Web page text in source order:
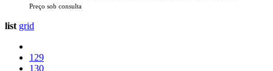
Preço sob consulta
list grid
129
130